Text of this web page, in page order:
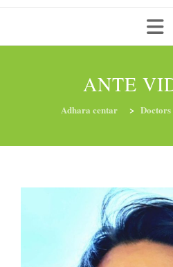
YOGA I
ANTE
Adhara centar > Doctors